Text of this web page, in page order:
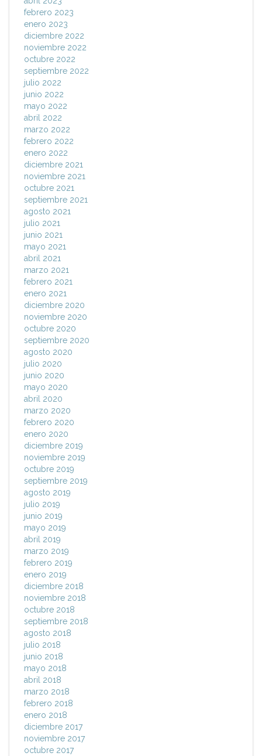
febrero 2023
enero 2023
diciembre 2022
noviembre 2022
octubre 2022
septiembre 2022
julio 2022
junio 2022
mayo 2022
abril 2022
marzo 2022
febrero 2022
enero 2022
diciembre 2021
noviembre 2021
octubre 2021
septiembre 2021
agosto 2021
julio 2021
junio 2021
mayo 2021
abril 2021
marzo 2021
febrero 2021
enero 2021
diciembre 2020
noviembre 2020
octubre 2020
septiembre 2020
agosto 2020
julio 2020
junio 2020
mayo 2020
abril 2020
marzo 2020
febrero 2020
enero 2020
diciembre 2019
noviembre 2019
octubre 2019
septiembre 2019
agosto 2019
julio 2019
junio 2019
mayo 2019
abril 2019
marzo 2019
febrero 2019
enero 2019
diciembre 2018
noviembre 2018
octubre 2018
septiembre 2018
agosto 2018
julio 2018
junio 2018
mayo 2018
abril 2018
marzo 2018
febrero 2018
enero 2018
diciembre 2017
noviembre 2017
octubre 2017